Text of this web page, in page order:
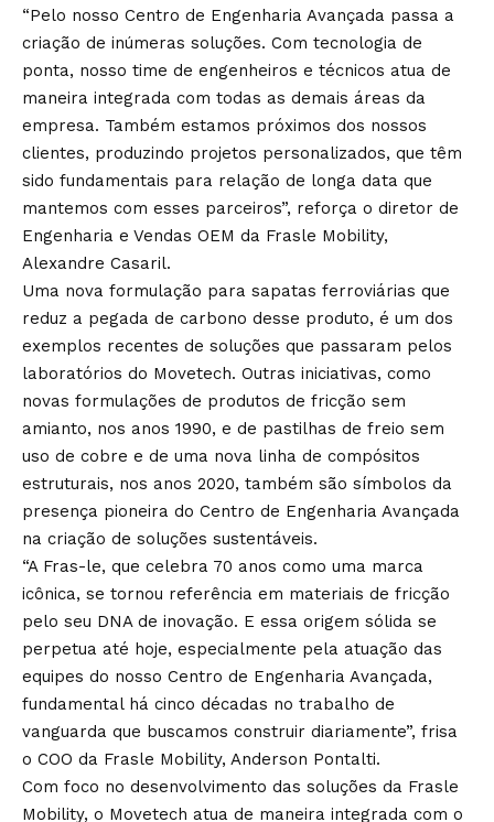
“Pelo nosso Centro de Engenharia Avançada passa a
criação de inúmeras soluções. Com tecnologia de
ponta, nosso time de engenheiros e técnicos atua de
maneira integrada com todas as demais áreas da
empresa. Também estamos próximos dos nossos
clientes, produzindo projetos personalizados, que têm
sido fundamentais para relação de longa data que
mantemos com esses parceiros”, reforça o diretor de
Engenharia e Vendas OEM da Frasle Mobility,
Alexandre Casaril.
Uma nova formulação para sapatas ferroviárias que
reduz a pegada de carbono desse produto, é um dos
exemplos recentes de soluções que passaram pelos
laboratórios do Movetech. Outras iniciativas, como
novas formulações de produtos de fricção sem
amianto, nos anos 1990, e de pastilhas de freio sem
uso de cobre e de uma nova linha de compósitos
estruturais, nos anos 2020, também são símbolos da
presença pioneira do Centro de Engenharia Avançada
na criação de soluções sustentáveis.
“A Fras-le, que celebra 70 anos como uma marca
icônica, se tornou referência em materiais de fricção
pelo seu DNA de inovação. E essa origem sólida se
perpetua até hoje, especialmente pela atuação das
equipes do nosso Centro de Engenharia Avançada,
fundamental há cinco décadas no trabalho de
vanguarda que buscamos construir diariamente”, frisa
o COO da Frasle Mobility, Anderson Pontalti.
Com foco no desenvolvimento das soluções da Frasle
Mobility, o Movetech atua de maneira integrada com o